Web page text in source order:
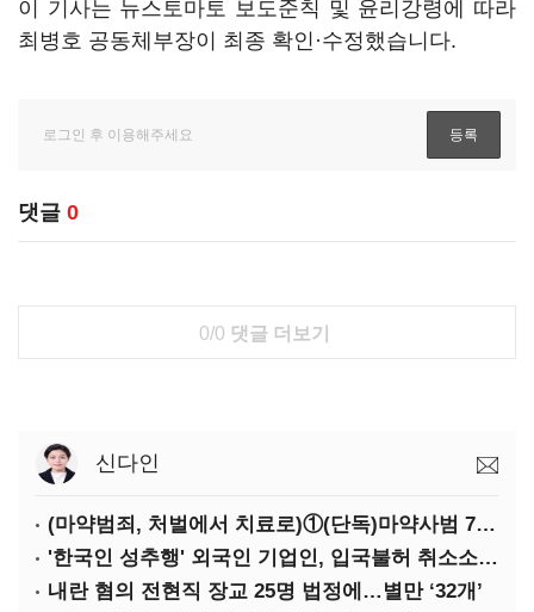
이 기사는 뉴스토마토 보도준칙 및 윤리강령에 따라
최병호 공동체부장이 최종 확인·수정했습니다.
댓글 0
0/0 댓글 더보기
신다인
(마약범죄, 처벌에서 치료로)①(단독)마약사범 7400명 시대, 담장 안 '치료 혁명'…광주교도소의 도전
'한국인 성추행' 외국인 기업인, 입국불허 취소소송 '패'
내란 혐의 전현직 장교 25명 법정에…별만 ‘32개’